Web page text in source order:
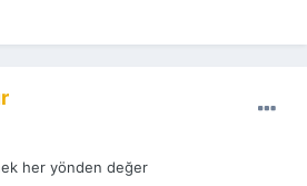
her yönden değer